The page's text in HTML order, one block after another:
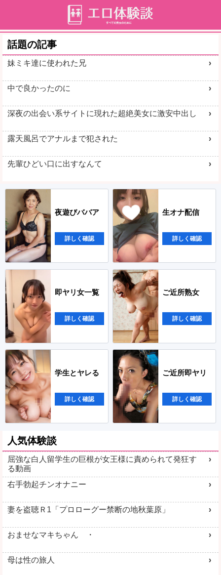
話題の記事
妹ミキ達に使われた兄
中で良かったのに
深夜の出会い系サイトに現れた超絶美女に激安中出し
露天風呂でアナルまで犯された
先輩ひどい口に出すなんて
夜遊びババア
詳しく確認
生オナ配信
詳しく確認
即ヤリ女一覧
詳しく確認
ご近所熟女
詳しく確認
学生とヤレる
詳しく確認
ご近所即ヤリ
詳しく確認
人気体験談
屈強な白人留学生の巨根が女王様に責められて発狂す
る動画
右手勃起チンオナニー
妻を盗聴Ｒ1「プロローグー禁断の地秋葉原」
おませなマキちゃん ・
母は性の旅人